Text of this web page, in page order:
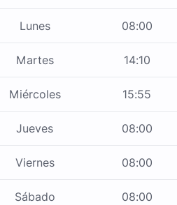
Lunes 08:00
Martes 14:10
Miércoles 15:55
Jueves 08:00
Viernes 08:00
Sábado 08:00